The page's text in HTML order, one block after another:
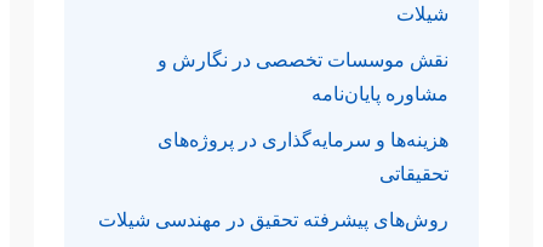
شیلات
نقش موسسات تخصصی در نگارش و
مشاوره پایان‌نامه
هزینه‌ها و سرمایه‌گذاری در پروژه‌های
تحقیقاتی
روش‌های پیشرفته تحقیق در مهندسی شیلات